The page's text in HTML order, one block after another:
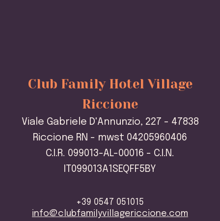
Club Family Hotel Village
Riccione
Viale Gabriele D'Annunzio, 227 - 47838
Riccione RN - mwst 04205960406
C.I.R. 099013-AL-00016 - C.I.N.
IT099013A1SEQFF5BY
+39 0547 051015
info@clubfamilyvillagericcione.com